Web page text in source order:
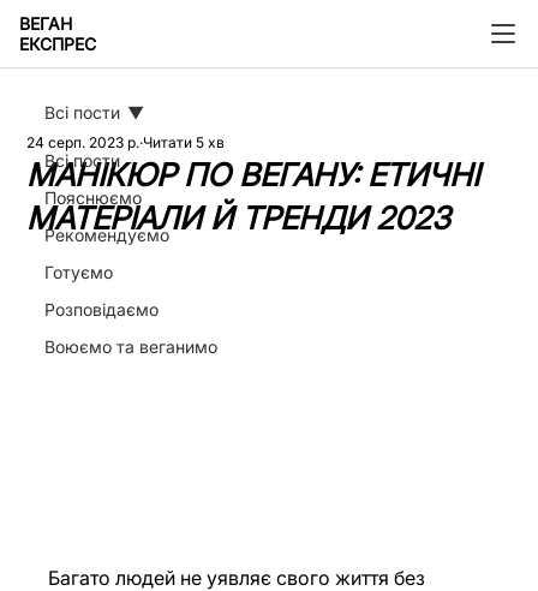
ВЕГАН
ЕКСПРЕС
Всі пости
Пояснюємо
Рекомендуємо
Готуємо
Розповідаємо
Воюємо та веганимо
Всі пости
МАНІКЮР ПО ВЕГАНУ: ЕТИЧНІ
МАТЕРІАЛИ Й ТРЕНДИ 2023
24 серп. 2023 р. Читати 5 хв
Багато людей не уявляє свого життя без